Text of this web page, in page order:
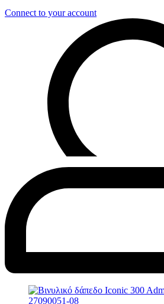
Connect to your account